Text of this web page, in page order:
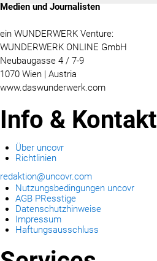
Medien und Journalisten
ein WUNDERWERK Venture:
WUNDERWERK ONLINE GmbH
Neubaugasse 4 / 7-9
1070 Wien | Austria
www.daswunderwerk.com
Info & Kontakt
Über uncovr
Richtlinien
redaktion@uncovr.com
Nutzungsbedingungen uncovr
AGB PResstige
Datenschutzhinweise
Impressum
Haftungsausschluss